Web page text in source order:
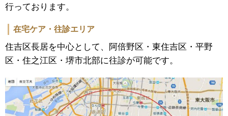
行っております。
在宅ケア・往診エリア
住吉区長居を中心として、阿倍野区・東住吉区・平野
区・住之江区・堺市北部に往診が可能です。